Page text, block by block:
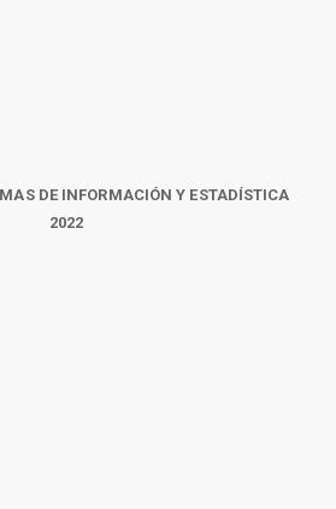
DE INFORMACIÓN Y ESTADÍSTICA
2022